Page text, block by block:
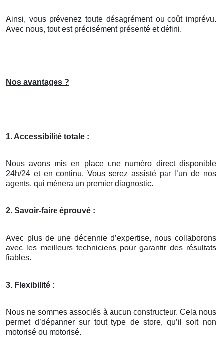
Ainsi, vous prévenez toute désagrément ou coût imprévu.
Avec nous, tout est précisément présenté et défini.
Nos avantages ?
1. Accessibilité totale :
Nous avons mis en place une numéro direct disponible
24h/24 et en continu. Vous serez assisté par l’un de nos
agents, qui mènera un premier diagnostic.
2. Savoir-faire éprouvé :
Avec plus de une décennie d’expertise, nous collaborons
avec les meilleurs techniciens pour garantir des résultats
fiables.
3. Flexibilité :
Nous ne sommes associés à aucun constructeur. Cela nous
permet d’dépanner sur tout type de store, qu’il soit non
motorisé ou motorisé.